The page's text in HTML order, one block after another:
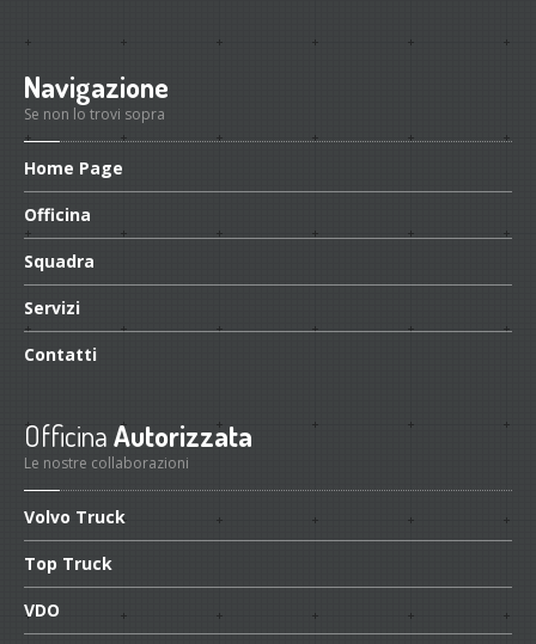
Navigazione
Se non lo trovi sopra
Home Page
Officina
Squadra
Servizi
Contatti
OfficinaAutorizzata
Le nostre collaborazioni
Volvo Truck
Top Truck
VDO